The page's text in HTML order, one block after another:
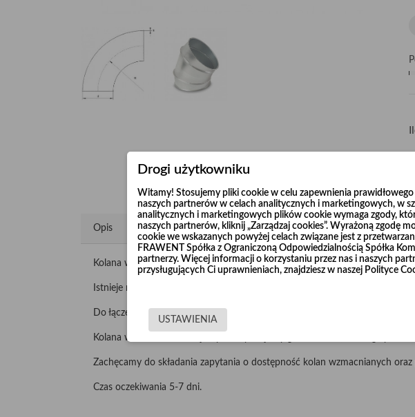
Opis
Kolana wzmacniane "Long Life" produkujemy z nieścieralnej blachy
Istnieje możliwość wykonania kolan 90° o promieniu R=3 x d.
Do łączenia wykorzystuje się opaski szerokie lub kołnierze, które również
Kolana wzmacniane malujemy lub cynkujemy galwanicznie, według życzenia
Zachęcamy do składania zapytania o dostępność kolan wzmacnianych
Czas oczekiwania 5-7 dni.
Drogi użytkowniku
Witamy! Stosujemy pliki cookie w celu zapewnienia
naszych partnerów w celach analitycznych i marketingowych, w
analitycznych i marketingowych plików cookie wymaga zgody,
naszych partnerów, kliknij „Zarządzaj cookies”. Wyrażoną zgodę
cookie we wskazanych powyżej celach związane jest z
FRAWENT Spółka z Ograniczoną Odpowiedzialnością Spółka
partnerzy. Więcej informacji o korzystaniu przez nas i naszych
przysługujących Ci uprawnieniach, znajdziesz w naszej Polityce
USTAWIENIA